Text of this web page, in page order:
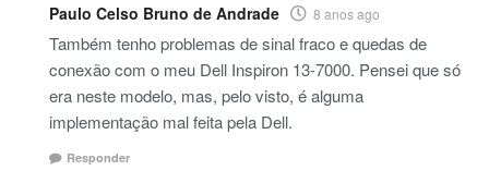
Paulo Celso Bruno de Andrade 8 anos ago
Também tenho problemas de sinal fraco e quedas de
conexão com o meu Dell Inspiron 13-7000. Pensei que só
era neste modelo, mas, pelo visto, é alguma
implementação mal feita pela Dell.
Responder